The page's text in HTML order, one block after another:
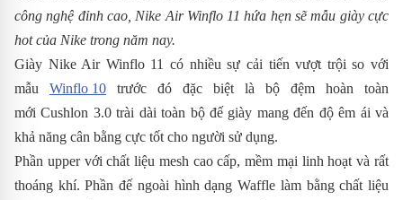
công nghệ đỉnh cao, Nike Air Winflo 11 hứa hẹn sẽ mẫu giày cực
hot của Nike trong năm nay.
Giày Nike Air Winflo 11 có nhiều sự cải tiến vượt trội so với
mẫu Winflo 10 trước đó đặc biệt là bộ đệm hoàn toàn
mới Cushlon 3.0 trài dài toàn bộ đế giày mang đến độ êm ái và
khả năng cân bằng cực tốt cho người sử dụng.
Phần upper với chất liệu mesh cao cấp, mềm mại linh hoạt và rất
thoáng khí. Phần đế ngoài hình dạng Waffle làm bằng chất liệu